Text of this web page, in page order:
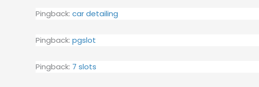
Pingback: car detailing
Pingback: pgslot
Pingback: 7 slots